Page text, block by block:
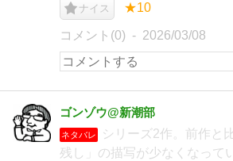
ナイス ★10
コメント(0) 2026/03/08
ゴンゾウ@新潮部
ネタバレ
シリーズ2作。前作と
残し」の描写が少なくなって